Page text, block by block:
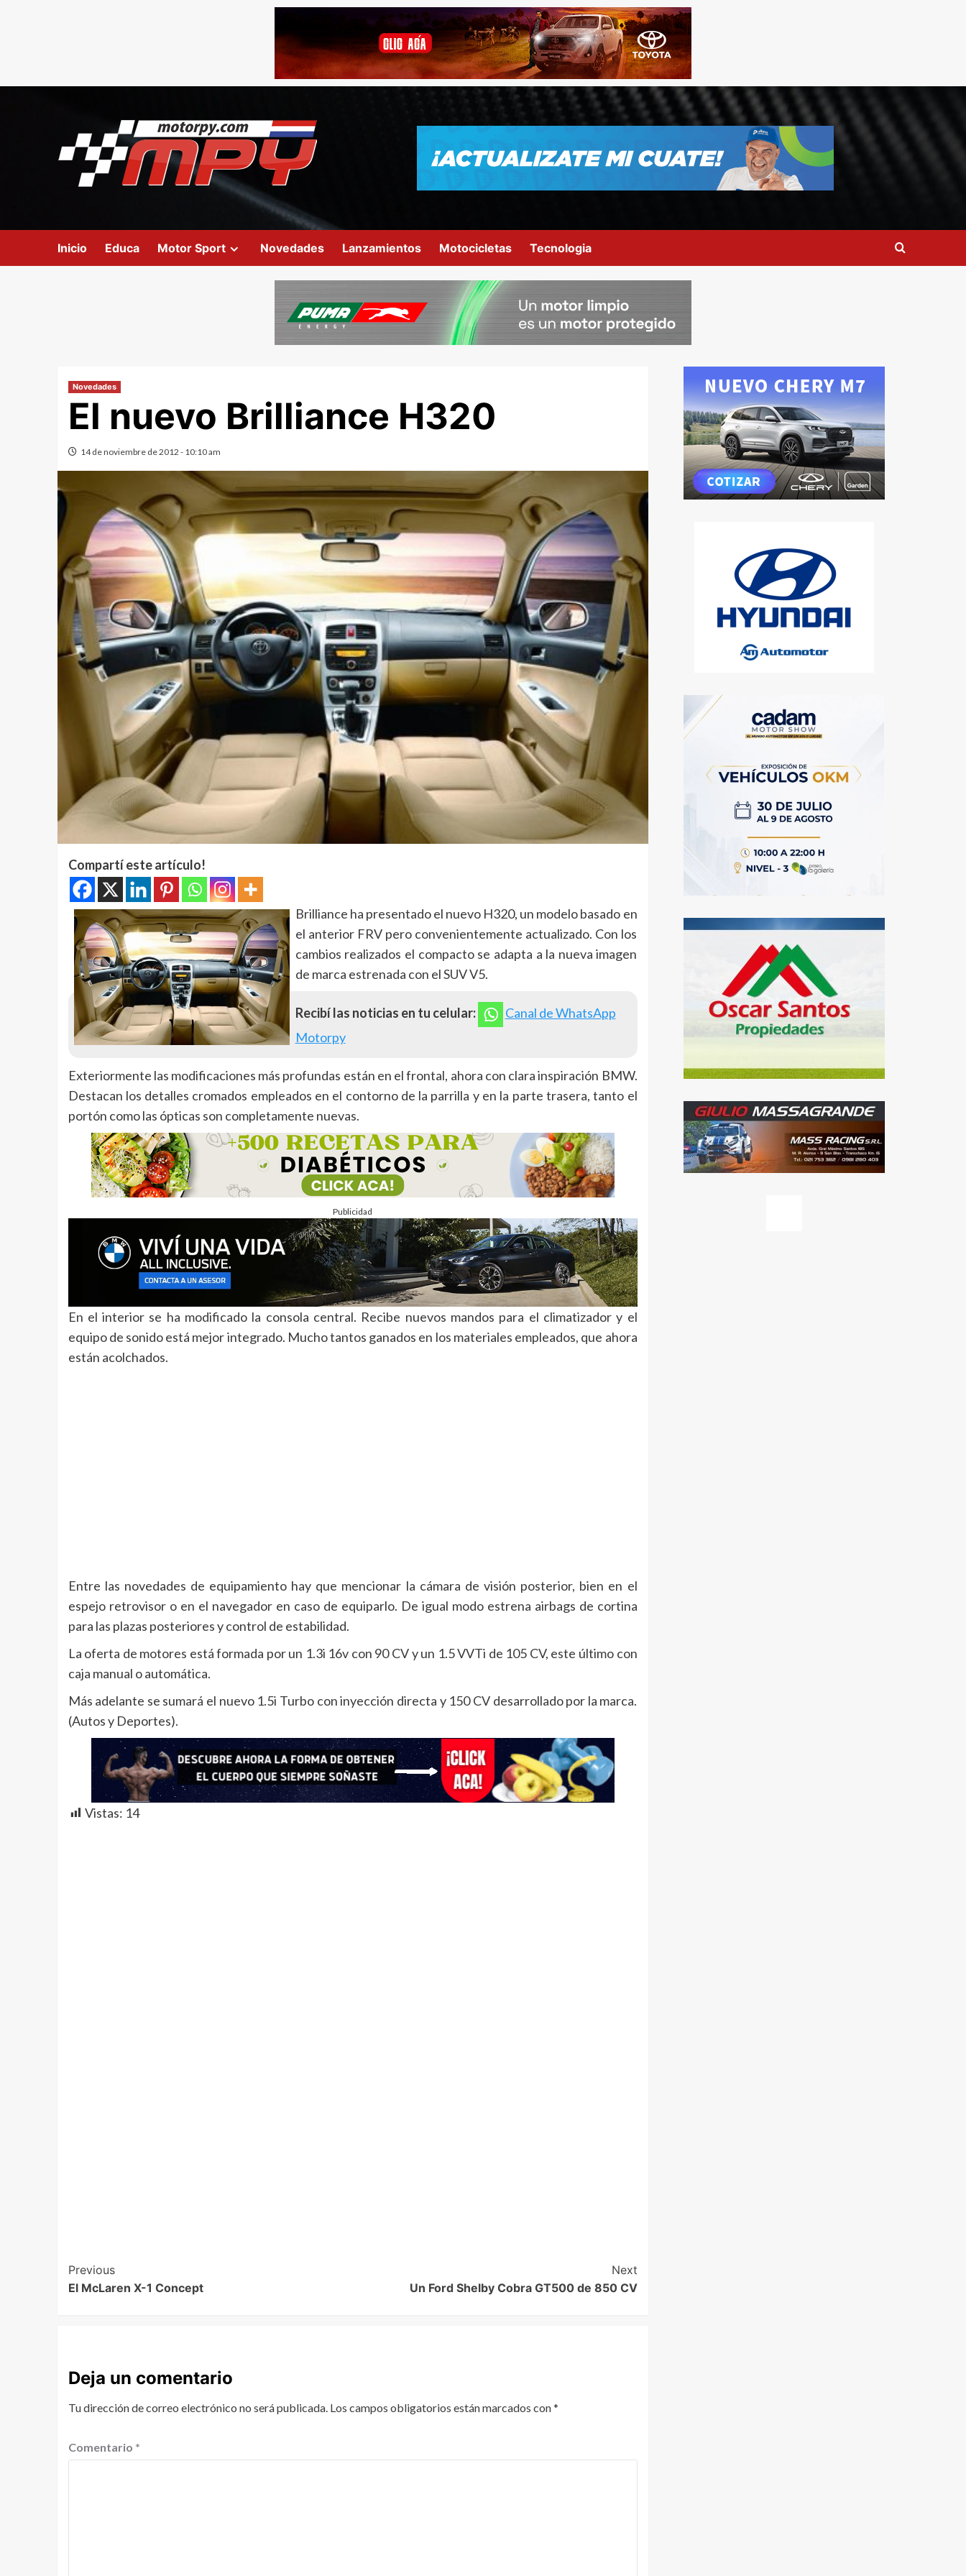
Inicio Educa Motor Sport Novedades Lanzamientos Motocicletas Tecnologia
Novedades
El nuevo Brilliance H320
14 de noviembre de 2012 - 10:10 am
Compartí este artículo!
Brilliance ha presentado el nuevo H320, un modelo basado en
el anterior FRV pero convenientemente actualizado. Con los
cambios realizados el compacto se adapta a la nueva imagen
de marca estrenada con el SUV V5.
Recibí las noticias en tu celular:
Canal de WhatsApp
Motorpy
Exteriormente las modificaciones más profundas están en el frontal, ahora con clara inspiración BMW.
Destacan los detalles cromados empleados en el contorno de la parrilla y en la parte trasera, tanto el
portón como las ópticas son completamente nuevas.
Publicidad
En el interior se ha modificado la consola central. Recibe nuevos mandos para el climatizador y el
equipo de sonido está mejor integrado. Mucho tantos ganados en los materiales empleados, que ahora
están acolchados.
Entre las novedades de equipamiento hay que mencionar la cámara de visión posterior, bien en el
espejo retrovisor o en el navegador en caso de equiparlo. De igual modo estrena airbags de cortina
para las plazas posteriores y control de estabilidad.
La oferta de motores está formada por un 1.3i 16v con 90 CV y un 1.5 VVTi de 105 CV, este último con
caja manual o automática.
Más adelante se sumará el nuevo 1.5i Turbo con inyección directa y 150 CV desarrollado por la marca.
(Autos y Deportes).
Vistas: 14
Previous
El McLaren X-1 Concept
Next
Un Ford Shelby Cobra GT500 de 850 CV
Deja un comentario
Tu dirección de correo electrónico no será publicada. Los campos obligatorios están marcados con*
Comentario *